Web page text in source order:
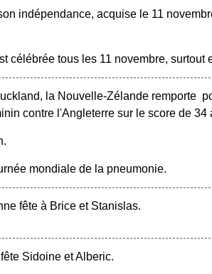
indépendance, acquise le 11
célébrée tous les 11 novembre, surtout
la Nouvelle-Zélande remporte
contre l'Angleterre sur le score de 34
mondiale de la pneumonie.
fête à Brice et Stanislas.
Sidoine et Alberic.